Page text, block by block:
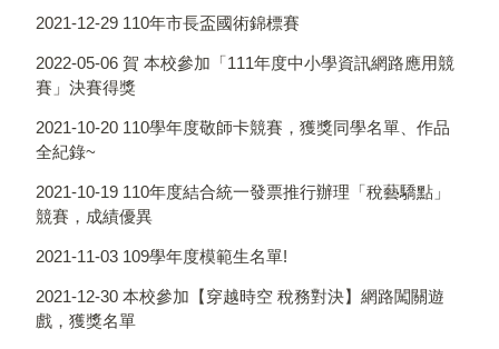
2021-12-29 110年市長盃國術錦標賽
2022-05-06 賀 本校參加「111年度中小學資訊網路應用競
賽」決賽得獎
2021-10-20 110學年度敬師卡競賽，獲獎同學名單、作品
全紀錄~
2021-10-19 110年度結合統一發票推行辦理「稅藝驕點」
競賽，成績優異
2021-11-03 109學年度模範生名單!
2021-12-30 本校參加【穿越時空 稅務對決】網路闖關遊
戲，獲獎名單